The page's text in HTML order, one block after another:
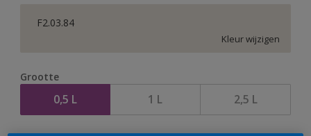
F2.03.84
Kleur wijzigen
Grootte
0,5 L 1 L 2,5 L